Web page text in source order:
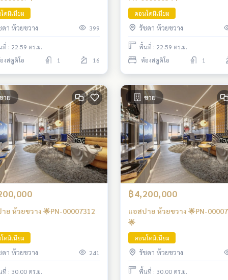
ดมิเนียม
า ห้วยขวาง 399
: 22.59 ตร.ม.
งสตูดิโอ
1 16
คอนโดมิเนียม
รัชดา ห้วยขวาง
พื้นที่ : 22.59 ตร.ม.
ห้องสตูดิโอ
1
าย
ย ห้วยขวาง 🌟PN-00007312
ดมิเนียม
า ห้วยขวาง 241
: 30.00 ตร.ม.
ขาย
฿4,200,000
แอสปาย ห้วยขวาง 🌟PN-
🌟
คอนโดมิเนียม
รัชดา ห้วยขวาง
พื้นที่ : 30.00 ตร.ม.